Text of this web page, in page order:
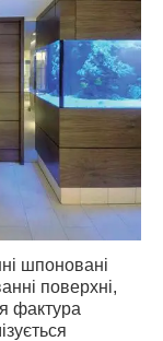
шпоновані
поверхні,
фактура